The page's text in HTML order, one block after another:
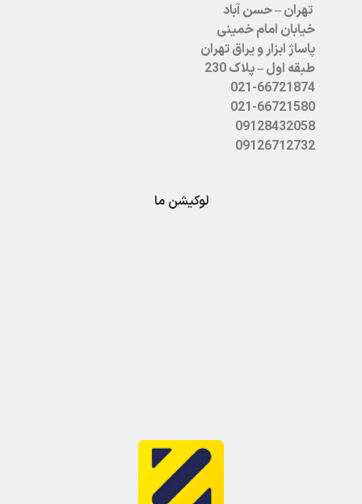
تهران – حسن آباد
خیابان امام خمینی
پاساژ ابزار و یراق تهران
طبقه اول – پلاک 230
021-66721874
021-66721580
09128432058
09126712732
لوکیشن ما